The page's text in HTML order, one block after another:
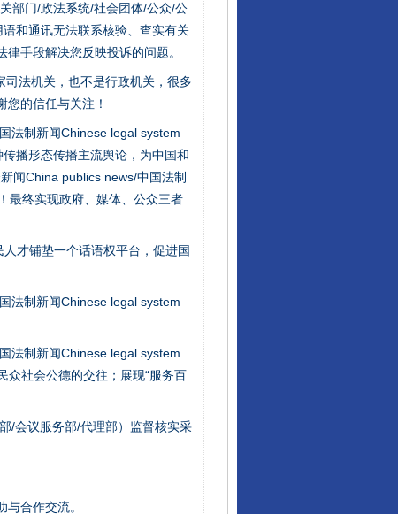
部门/政法系统/社会团体/公众/公
和通讯无法联系核验、查实有关
手段解决您反映投诉的问题。
法机关，也不是行政机关，很多
的信任与关注！
法制新闻Chinese legal system
播形态传播主流舆论，为中国和
闻China publics news/中国法制
最终实现政府、媒体、公众三者
才铺垫一个话语权平台，促进国
法制新闻Chinese legal system
法制新闻Chinese legal system
众社会公德的交往；展现“服务百
/会议服务部/代理部）监督核实采
合作交流。